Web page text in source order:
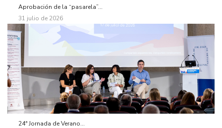
Aprobación de la “pasarela”...
31 julio de 2026
24ª Jornada de Verano...